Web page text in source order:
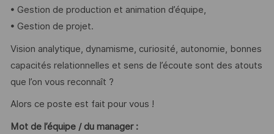
• Gestion de production et animation d’équipe,
• Gestion de projet.
Vision analytique, dynamisme, curiosité, autonomie, bonnes
capacités relationnelles et sens de l’écoute sont des atouts
que l’on vous reconnaît ?
Alors ce poste est fait pour vous !
Mot de l’équipe / du manager :